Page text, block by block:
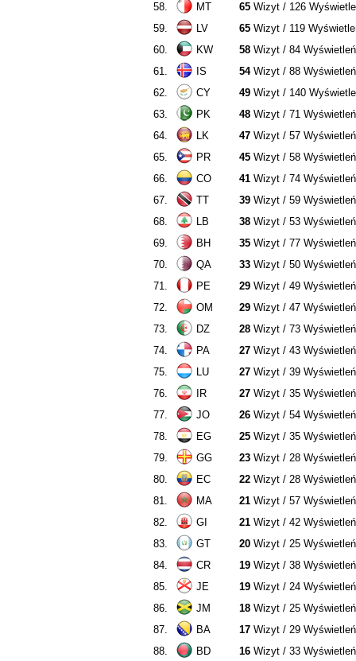
58.
MT 65 Wizyt / 126
59.
LV 65 Wizyt / 119
60.
KW 58 Wizyt / 84 Wyświetleń
61.
IS 54Wizyt / 88 Wyświetleń
62.
CY 49 Wizyt / 140
63.
PK 48 Wizyt / 71 Wyświetleń
64.
LK 47 Wizyt / 57 Wyświetleń
65.
PR 45 Wizyt / 58 Wyświetleń
66.
CO 41 Wizyt / 74 Wyświetleń
67.
TT 39 Wizyt / 59 Wyświetleń
68.
LB 38 Wizyt / 53 Wyświetleń
69.
BH 35 Wizyt / 77 Wyświetleń
70.
QA 33 Wizyt / 50 Wyświetleń
71.
PE 29 Wizyt / 49 Wyświetleń
72.
OM 29 Wizyt / 47 Wyświetleń
73.
DZ 28 Wizyt / 73 Wyświetleń
74.
PA 27 Wizyt / 43 Wyświetleń
75.
LU 27 Wizyt / 39 Wyświetleń
76.
IR 27 Wizyt / 35 Wyświetleń
77.
JO 26 Wizyt / 54 Wyświetleń
78.
EG 25 Wizyt / 35 Wyświetleń
79.
GG 23 Wizyt / 28 Wyświetleń
80.
EC 22 Wizyt / 28 Wyświetleń
81.
MA 21 Wizyt / 57 Wyświetleń
82.
GI 21 Wizyt / 42 Wyświetleń
83.
GT 20 Wizyt / 25 Wyświetleń
84.
CR 19 Wizyt / 38 Wyświetleń
85.
JE 19 Wizyt / 24 Wyświetleń
86.
JM 18 Wizyt / 25 Wyświetleń
87.
BA 17 Wizyt / 29 Wyświetleń
88.
BD 16 Wizyt / 33 Wyświetleń